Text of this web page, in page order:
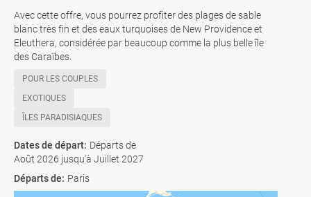
Avec cette offre, vous pourrez profiter des plages de sable
blanc très fin et des eaux turquoises de New Providence et
Eleuthera, considérée par beaucoup comme la plus belle île
des Caraïbes.
POUR LES COUPLES
EXOTIQUES
ÎLES PARADISIAQUES
Dates de départ: Départs de
Août 2026 jusqu'à Juillet 2027
Départs de: Paris